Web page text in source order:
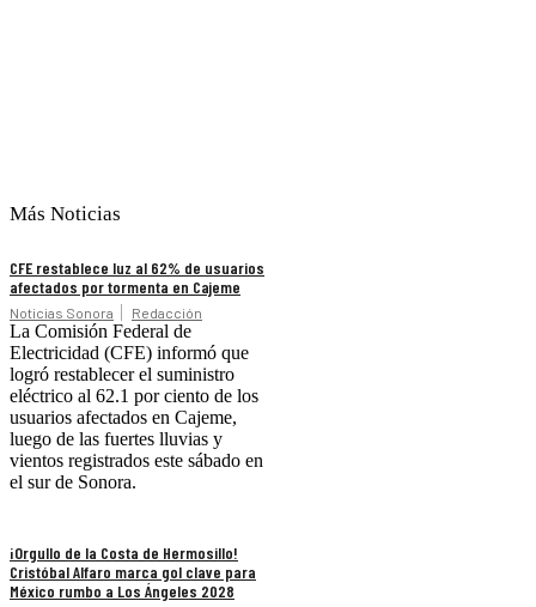
Más Noticias
CFE restablece luz al 62% de usuarios
afectados por tormenta en Cajeme
Noticias Sonora Redacción
La Comisión Federal de
Electricidad (CFE) informó que
logró restablecer el suministro
eléctrico al 62.1 por ciento de los
usuarios afectados en Cajeme,
luego de las fuertes lluvias y
vientos registrados este sábado en
el sur de Sonora.
¡Orgullo de la Costa de Hermosillo!
Cristóbal Alfaro marca gol clave para
México rumbo a Los Ángeles 2028